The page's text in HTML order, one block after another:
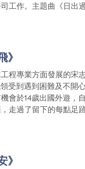
工作。主題曲《日出
》
程專業方面發展的宋
受到遇到困難及不開
會於14歲出國外遊，
走過了留下的每點足
》